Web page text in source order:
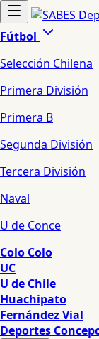
Fútbol
Selección Chilena
Primera División
Primera B
Segunda División
Tercera División
Naval
U de Conce
Colo Colo
UC
U de Chile
Huachipato
Fernández Vial
Deportes